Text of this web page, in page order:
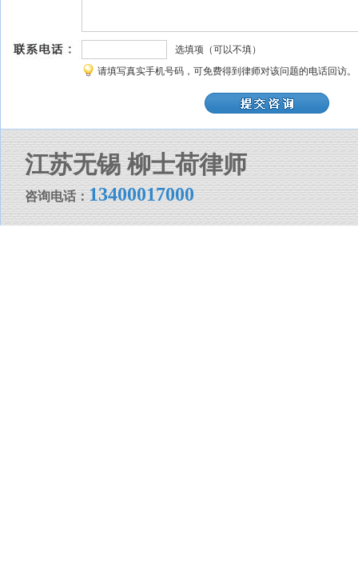
选填项（可以不填）
请填写真实手机号码，可免费得到律师对该问题的电话回访。
江苏无锡 柳士荷律师
咨询电话：13400017000